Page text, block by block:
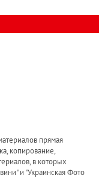
прямая
копирование,
в которых
и "Украинская Фото